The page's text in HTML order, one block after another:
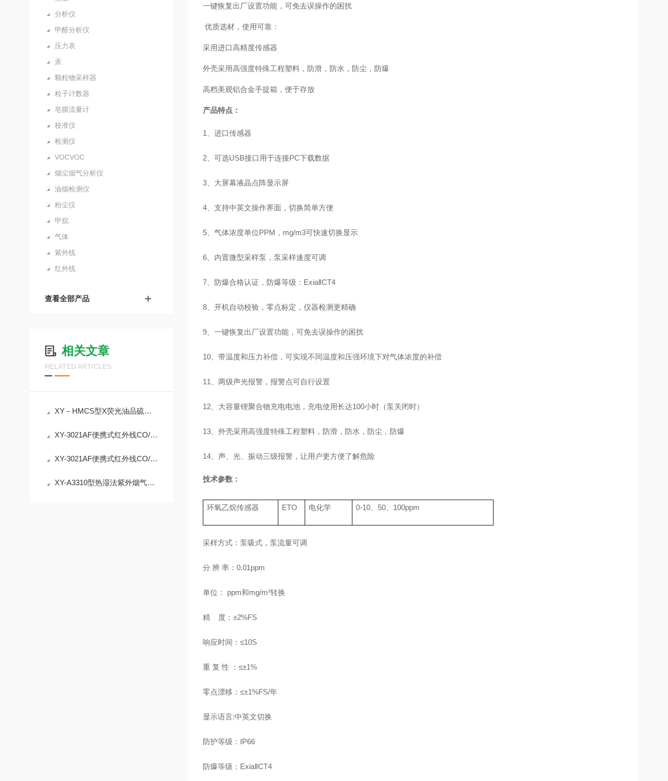
分析仪
甲醛分析仪
压力表
汞
颗粒物采样器
粒子计数器
皂膜流量计
校准仪
检测仪
VOCVOC
烟尘烟气分析仪
油烟检测仪
粉尘仪
甲烷
气体
紫外线
红外线
查看全部产品
相关文章
RELATED ARTICLES
XY－HMCS型X荧光油品硫分析仪，样品无需转化无需化学试剂
XY-3021AF便携式红外线CO/CO2分析仪 非分散红外 公共场所检测
XY-3021AF便携式红外线CO/CO2分析仪 符合GB/T18204.2-2014标准
XY-A3310型热湿法紫外烟气分析仪 固定污染源SO2/NOx检测介绍
一键恢复出厂设置功能，可免去误操作的困扰
优质选材，使用可靠：
采用进口高精度传感器
外壳采用高强度特殊工程塑料，防滑，防水，防尘，防爆
高档美观铝合金手提箱，便于存放
产品特点：
1、 进口传感器
2、可选USB接口用于连接PC下载数据
3、大屏幕液晶点阵显示屏
4、支持中英文操作界面，切换简单方便
5、气体浓度单位PPM ， mg/m3可快速切换显示
6、内置微型采样泵，泵采样速度可调
7、防爆合格认证，防爆等级： ExiaⅡCT4
8、开机自动校验，零点标定，仪器检测更精确
9、一键恢复出厂设置功能，可免去误操作的困扰
10、带温度和压力补偿，可实现不同温度和压强环境下对气体浓度的补偿
11 、两级声光报警，报警点可自行设置
12、大容量锂聚合物充电电池，充电使用长达100小时（泵关闭时）
13、外壳采用高强度特殊工程塑料，防滑，防水，防尘，防爆
14、声、光、振动三级报警，让用户更方便了解危险
技术参数：
环氧乙烷传感器 ETO 电化学 0-10、 50、 100ppm
采样方式：泵吸式，泵流量可调
分 辨 率： 0.01ppm
单位： ppm和mg/m³转换
精 度：±2%FS
响应时间：≤10S
重 复 性 ：≤±1%
零点漂移：≤±1%FS/年
显示语言:中英文切换
防护等级： IP66
防爆等级： ExiaⅡCT4